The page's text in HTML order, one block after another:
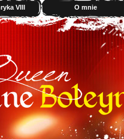
VIII O mnie